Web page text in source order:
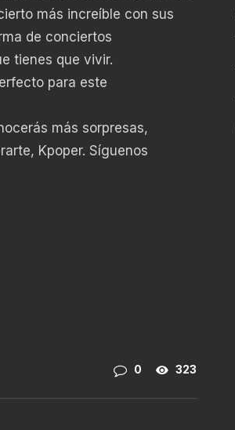
más increíble con sus
de conciertos
tienes que vivir.
para este
más sorpresas,
Kpoper. Síguenos
0 323